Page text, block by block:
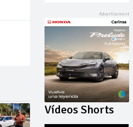
Vídeos Shorts